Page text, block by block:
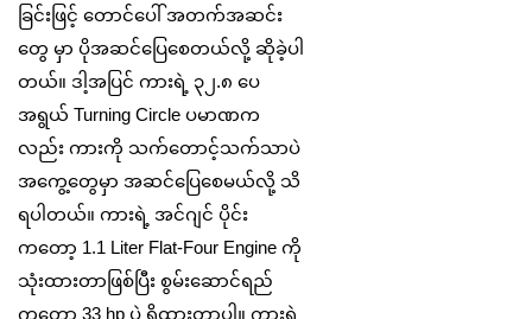
ခြင်းဖြင့် တောင်ပေါ် အတက်အဆင်း
တွေ မှာ ပိုအဆင်ပြေစေတယ်လို့ ဆိုခဲ့ပါ
တယ်။ ဒါ့အပြင် ကားရဲ့ ၃၂.၈ ‌ပေ
အရွယ် Turning Circle ပမာဏက
လည်း ကားကို သက်တောင့်သက်သာပဲ
အကွေ့တွေမှာ အဆင်ပြေစေမယ်လို့ သိ
ရပါတယ်။ ကားရဲ့ အင်ဂျင် ပိုင်း
ကတော့ 1.1 Liter Flat-Four Engine ကို
သုံးထားတာဖြစ်ပြီး စွမ်းဆောင်ရည်
ကတော့ 33 hp ပဲ ရှိထားတာပါ။ ကားရဲ့